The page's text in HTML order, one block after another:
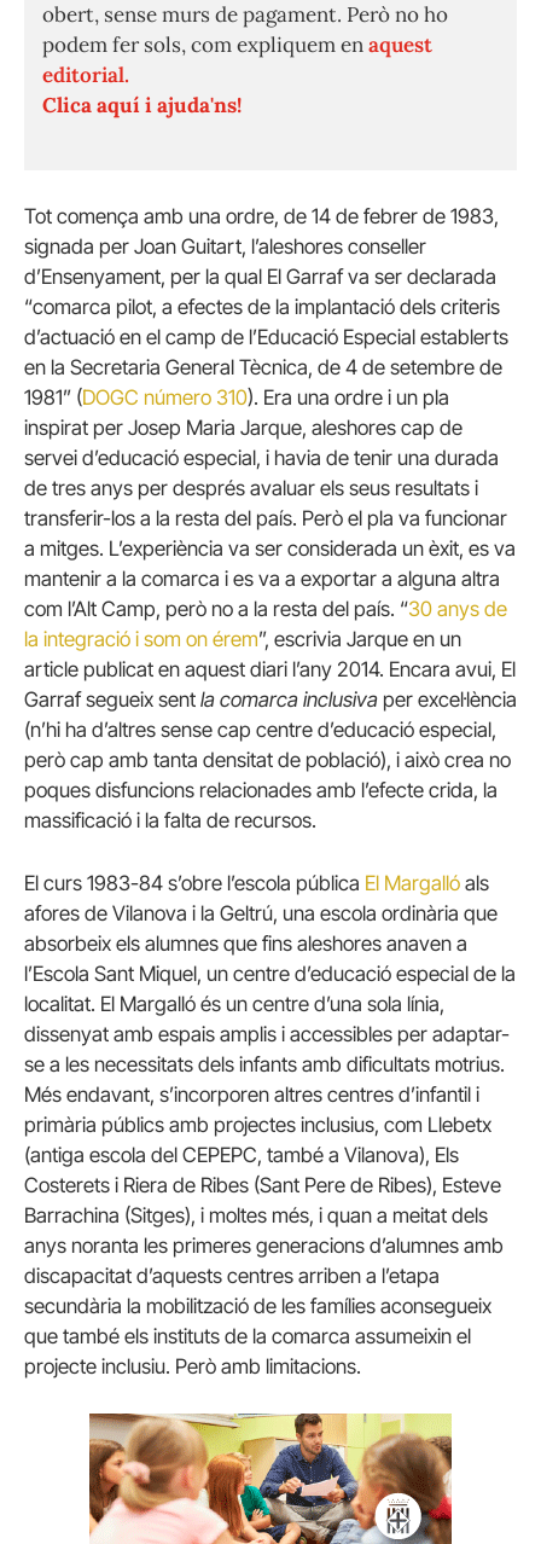
obert, sense murs de pagament. Però no ho
podem fer sols, com expliquem enaquest
editorial.
Clica aquí i ajuda'ns!
Tot comença amb una ordre, de 14 de febrer de 1983,
signada per Joan Guitart, l’aleshores conseller
d’Ensenyament, per la qual El Garraf va ser declarada
“comarca pilot, a efectes de la implantació dels criteris
d’actuació en el camp de l’Educació Especial establerts
en la Secretaria General Tècnica, de 4 de setembre de
1981” (DOGC número 310). Era una ordre i un pla
inspirat per Josep Maria Jarque, aleshores cap de
servei d’educació especial, i havia de tenir una durada
de tres anys per després avaluar els seus resultats i
transferir-los a la resta del país. Però el pla va funcionar
a mitges. L’experiència va ser considerada un èxit, es va
mantenir a la comarca i es va a exportar a alguna altra
com l’Alt Camp, però no a la resta del país. “30 anys de
la integració i som on érem”, escrivia Jarque en un
article publicat en aquest diari l’any 2014. Encara avui, El
Garraf segueix sent la comarca inclusiva per excel·lència
(n’hi ha d’altres sense cap centre d’educació especial,
però cap amb tanta densitat de població), i això crea no
poques disfuncions relacionades amb l’efecte crida, la
massificació i la falta de recursos.
El curs 1983-84 s’obre l’escola pública El Margalló als
afores de Vilanova i la Geltrú, una escola ordinària que
absorbeix els alumnes que fins aleshores anaven a
l’Escola Sant Miquel, un centre d’educació especial de la
localitat. El Margalló és un centre d’una sola línia,
dissenyat amb espais amplis i accessibles per adaptar-
se a les necessitats dels infants amb dificultats motrius.
Més endavant, s’incorporen altres centres d’infantil i
primària públics amb projectes inclusius, com Llebetx
(antiga escola del CEPEPC, també a Vilanova), Els
Costerets i Riera de Ribes (Sant Pere de Ribes), Esteve
Barrachina (Sitges), i moltes més, i quan a meitat dels
anys noranta les primeres generacions d’alumnes amb
discapacitat d’aquests centres arriben a l’etapa
secundària la mobilització de les famílies aconsegueix
que també els instituts de la comarca assumeixin el
projecte inclusiu. Però amb limitacions.